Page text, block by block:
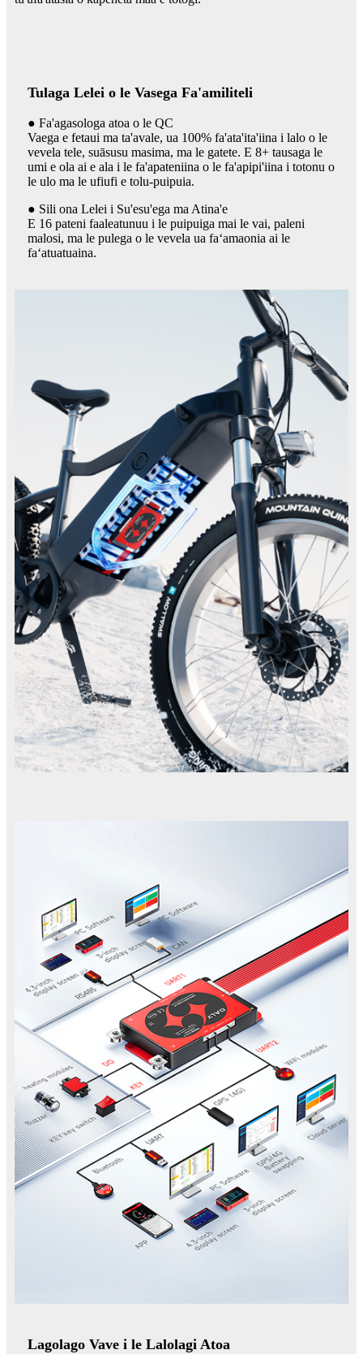
Tulaga Lelei o le Vasega Fa'amiliteli
● Fa'agasologa atoa o le QC
Vaega e fetaui ma ta'avale, ua 100% fa'ata'ita'iina i lalo o le
vevela tele, suāsusu masima, ma le gatete. E 8+ tausaga le
umi e ola ai e ala i le fa'apateniina o le fa'apipi'iina i totonu o
le ulo ma le ufiufi e tolu-puipuia.
● Sili ona Lelei i Su'esu'ega ma Atina'e
E 16 pateni faaleatunuu i le puipuiga mai le vai, paleni
malosi, ma le pulega o le vevela ua faʻamaonia ai le
faʻatuatuaina.
Lagolago Vave i le Lalolagi Atoa